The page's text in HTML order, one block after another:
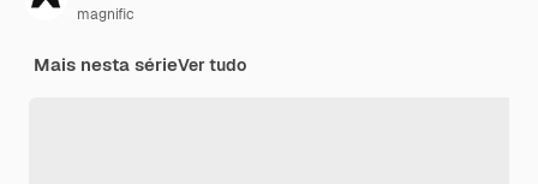
magnific
Mais nesta sérieVer tudo